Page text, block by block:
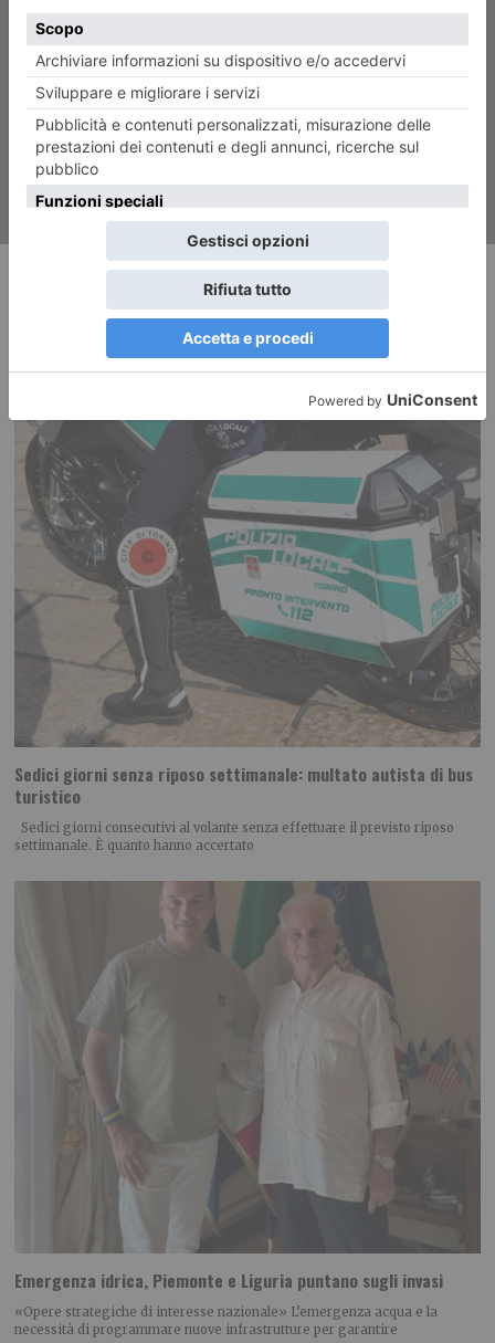
dedicato alla storia dei nativi
americani
RECENTI:
Sedici giorni senza riposo settimanale: multato autista di bus
turistico
Sedici giorni consecutivi al volante senza effettuare il previsto riposo
settimanale. È quanto hanno accertato
Emergenza idrica, Piemonte e Liguria puntano sugli invasi
«Opere strategiche di interesse nazionale» L’emergenza acqua e la
necessità di programmare nuove infrastrutture per garantire